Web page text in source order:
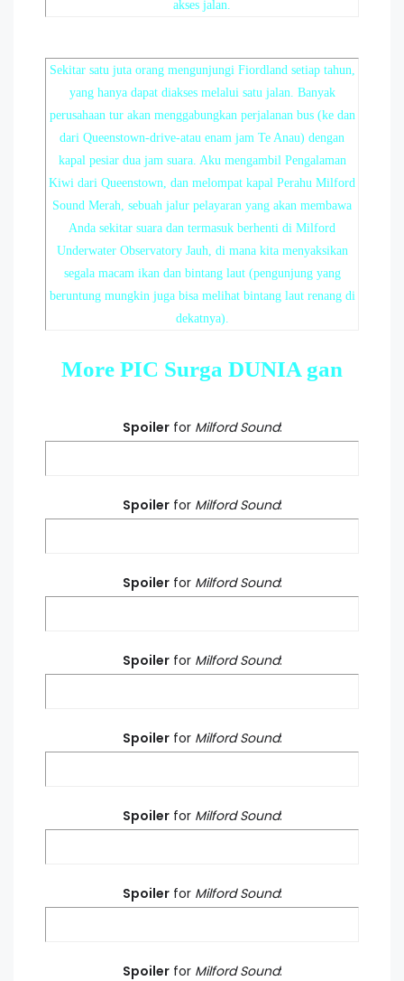
akses jalan.
Sekitar satu juta orang mengunjungi Fiordland setiap tahun,
yang hanya dapat diakses melalui satu jalan. Banyak
perusahaan tur akan menggabungkan perjalanan bus (ke dan
dari Queenstown-drive-atau enam jam Te Anau) dengan
kapal pesiar dua jam suara. Aku mengambil Pengalaman
Kiwi dari Queenstown, dan melompat kapal Perahu Milford
Sound Merah, sebuah jalur pelayaran yang akan membawa
Anda sekitar suara dan termasuk berhenti di Milford
Underwater Observatory Jauh, di mana kita menyaksikan
segala macam ikan dan bintang laut (pengunjung yang
beruntung mungkin juga bisa melihat bintang laut renang di
dekatnya).
More PIC Surga DUNIA gan
Spoilerfor Milford Sound:
Spoilerfor Milford Sound:
Spoilerfor Milford Sound:
Spoilerfor Milford Sound:
Spoilerfor Milford Sound:
Spoilerfor Milford Sound:
Spoilerfor Milford Sound:
Spoilerfor Milford Sound: